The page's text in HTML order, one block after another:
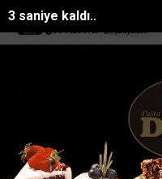
2 saniye kaldı..
sokak hayvanlarına 75